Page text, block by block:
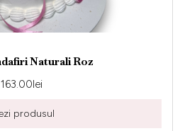
Naturali Roz
163.00lei
produsul